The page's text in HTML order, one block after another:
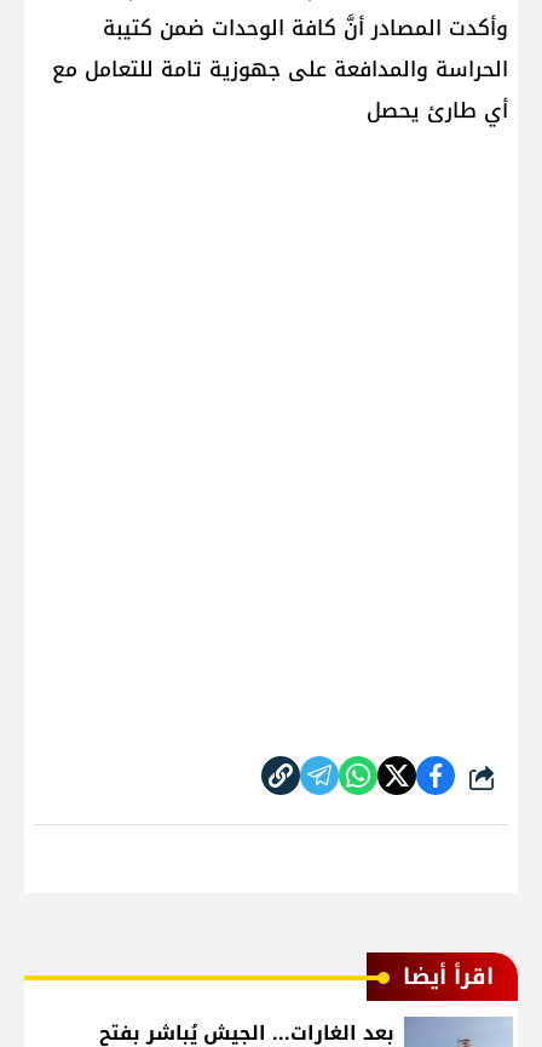
وأكدت المصادر أنَّ كافة الوحدات ضمن كتيبة
الحراسة والمدافعة على جهوزية تامة للتعامل مع
أي طارئ يحصل
شارك
اقرأ أيضا
بعد الغارات... الجيش يُباشر بفتح